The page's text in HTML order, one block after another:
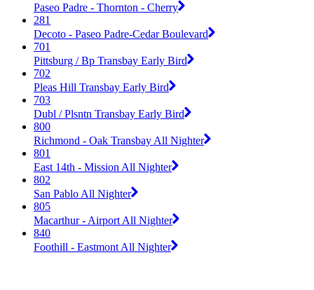
Paseo Padre - Thornton - Cherry
281
Decoto - Paseo Padre-Cedar Boulevard
701
Pittsburg / Bp Transbay Early Bird
702
Pleas Hill Transbay Early Bird
703
Dubl / Plsntn Transbay Early Bird
800
Richmond - Oak Transbay All Nighter
801
East 14th - Mission All Nighter
802
San Pablo All Nighter
805
Macarthur - Airport All Nighter
840
Foothill - Eastmont All Nighter